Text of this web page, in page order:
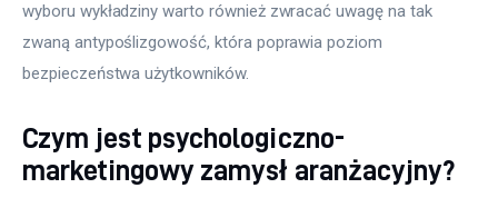
wyboru wykładziny warto również zwracać uwagę na tak
zwaną antypoślizgowość, która poprawia poziom
bezpieczeństwa użytkowników.
Czym jest psychologiczno-
marketingowy zamysł aranżacyjny?